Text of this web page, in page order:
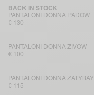
PANTALONI DONNA PADOW
BACK IN STOCK
€ 130
PANTALONI DONNA ZIVOW
€ 100
PANTALONI DONNA ZATYBAY
€ 115